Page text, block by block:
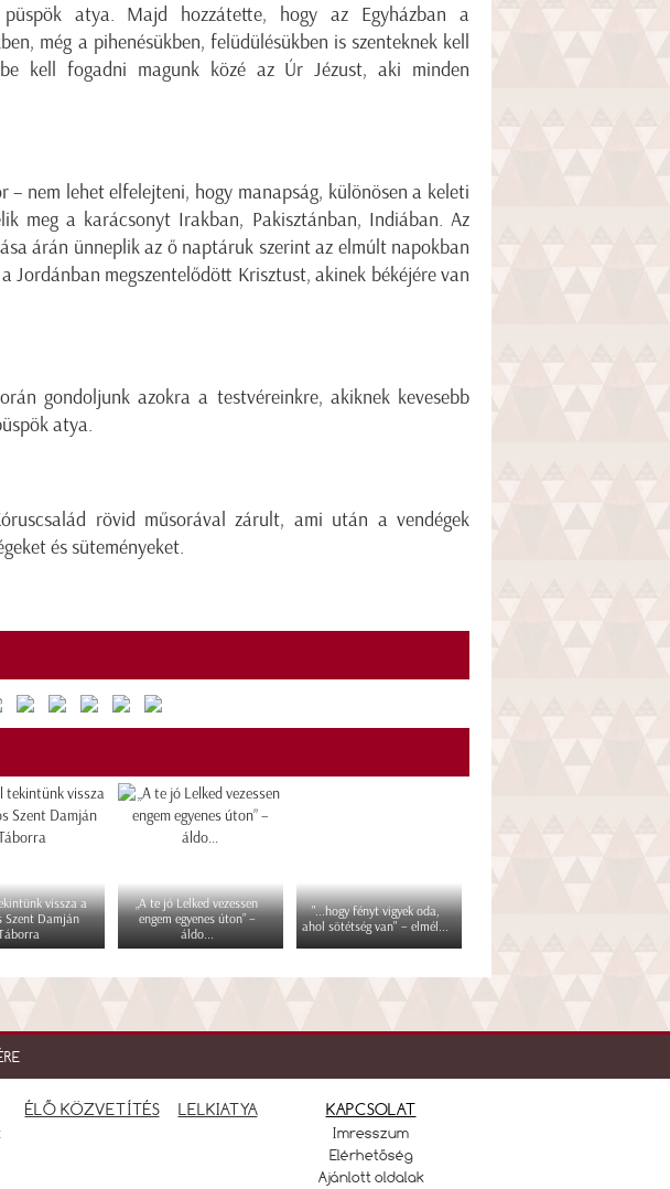
püspök atya. Majd hozzátette, hogy az Egyházban a
még a pihenésükben, felüdülésükben is szenteknek kell
kell fogadni magunk közé az Úr Jézust, aki minden
– nem lehet elfelejteni, hogy manapság, különösen a keleti
meg a karácsonyt Irakban, Pakisztánban, Indiában. Az
árán ünneplik az ő naptáruk szerint az elmúlt napokban
Jordánban megszentelődött Krisztust, akinek békéjére van
gondoljunk azokra a testvéreinkre, akiknek kevesebb
atya.
rövid műsorával zárult, ami után a vendégek
és süteményeket.
vissza a
Szent Damján
„A te jó Lelked vezessen
engem egyenes úton” –
áldo...
"...hogy fényt vigyek oda,
ahol sötétség van" – elmél...
ÉLŐ KÖZVETÍTÉS LELKIATYA KAPCSOLAT
Imresszum
Elérhetőség
Ajánlott oldalak